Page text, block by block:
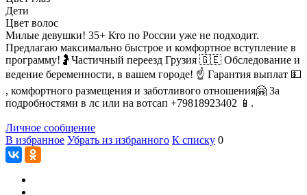
Дети
Цвет волос
Милые девушки! 35+ Кто по России уже не подходит.
Предлагаю максимально быстрое и комфортное вступление в
программу!🤰Частичный переезд Грузия 🇬🇪 Обследование и
ведение беременности, в вашем городе! ☝️ Гарантия выплат 💵
, комфортного размещения и заботливого отношения🤗 За
подробностями в лс или на вотсап +79818923402 📱.
Личное сообщение
В избранное Убрать из избранного К списку 0